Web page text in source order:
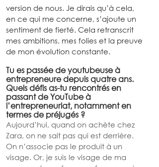
version de nous. Je dirais qu’à cela,
en ce qui me concerne, s’ajoute un
sentiment de fierté. Cela retranscrit
mes ambitions, mes folies et la preuve
de mon évolution constante.
Tu es passée de youtubeuse à
entrepreneure depuis quatre ans.
Quels défis as-tu rencontrés en
passant de YouTube à
l’entrepreneuriat, notamment en
termes de préjugés ?
Aujourd’hui, quand on achète chez
Zara, on ne sait pas qui est derrière.
On n’associe pas le produit à un
visage. Or, je suis le visage de ma